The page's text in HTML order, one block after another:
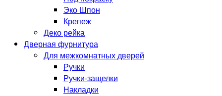
Эко Шпон
Крепеж
Деко рейка
Дверная фурнитура
Для межкомнатных дверей
Ручки
Ручки-защелки
Накладки